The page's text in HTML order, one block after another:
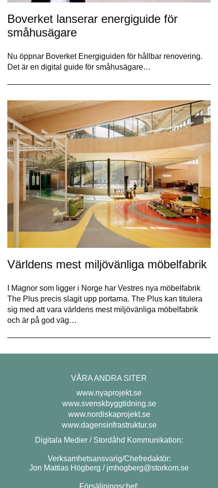
Boverket lanserar energiguide för
småhusägare
Nu öppnar Boverket Energiguiden för hållbar renovering.
Det är en digital guide för småhusägare…
Världens mest miljövänliga möbelfabrik
I Magnor som ligger i Norge har Vestres nya möbelfabrik
The Plus precis slagit upp portarna. The Plus kan titulera
sig med att vara världens mest miljövänliga möbelfabrik
och är på god väg…
VÅRA ANDRA SITER
www.nyaprojekt.se
www.svenskbyggtidning.se
www.nordiskaprojekt.se
www.dagensinfrastruktur.se
Digitala Medier / Stordåhd Kommunikation:
Verksamhetsansvarig/Chefredaktör:
Jon Mattias Högberg / jmhogberg@storkom.se
Försäljningschef: